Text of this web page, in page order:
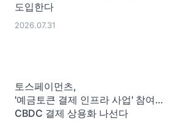
도입한다
2026.07.31
토스페이먼츠,
'예금토큰 결제 인프라 사업' 참여…
CBDC 결제 상용화 나선다